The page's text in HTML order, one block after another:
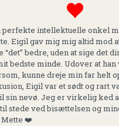
perfekte intellektuelle onkel
Eigil gav mig mig altid mod
“det” bedre, uden at sige det
bedste minde. Udover at han
kunne dreje min far helt
Eigil var et sødt og rart
sin nevø. Jeg er virkelig ked
stede ved bisættelsen og
Mette ❤️